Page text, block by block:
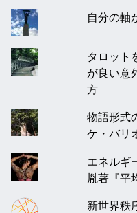
自分の軸
タロット
が良い意
方
物語形式
ケ・バリ
エネルギ
胤著『平
新世界秩